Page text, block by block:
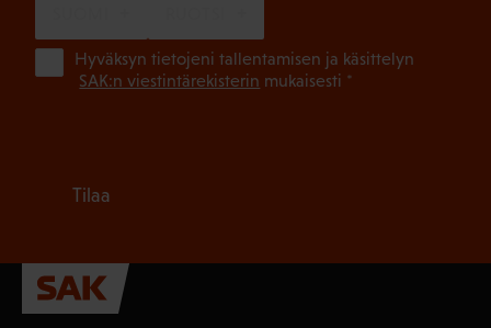
Hyväksyn tietojeni tallentamisen ja käsittelyn
SAK:n viestintärekisterin mukaisesti *
Tilaa